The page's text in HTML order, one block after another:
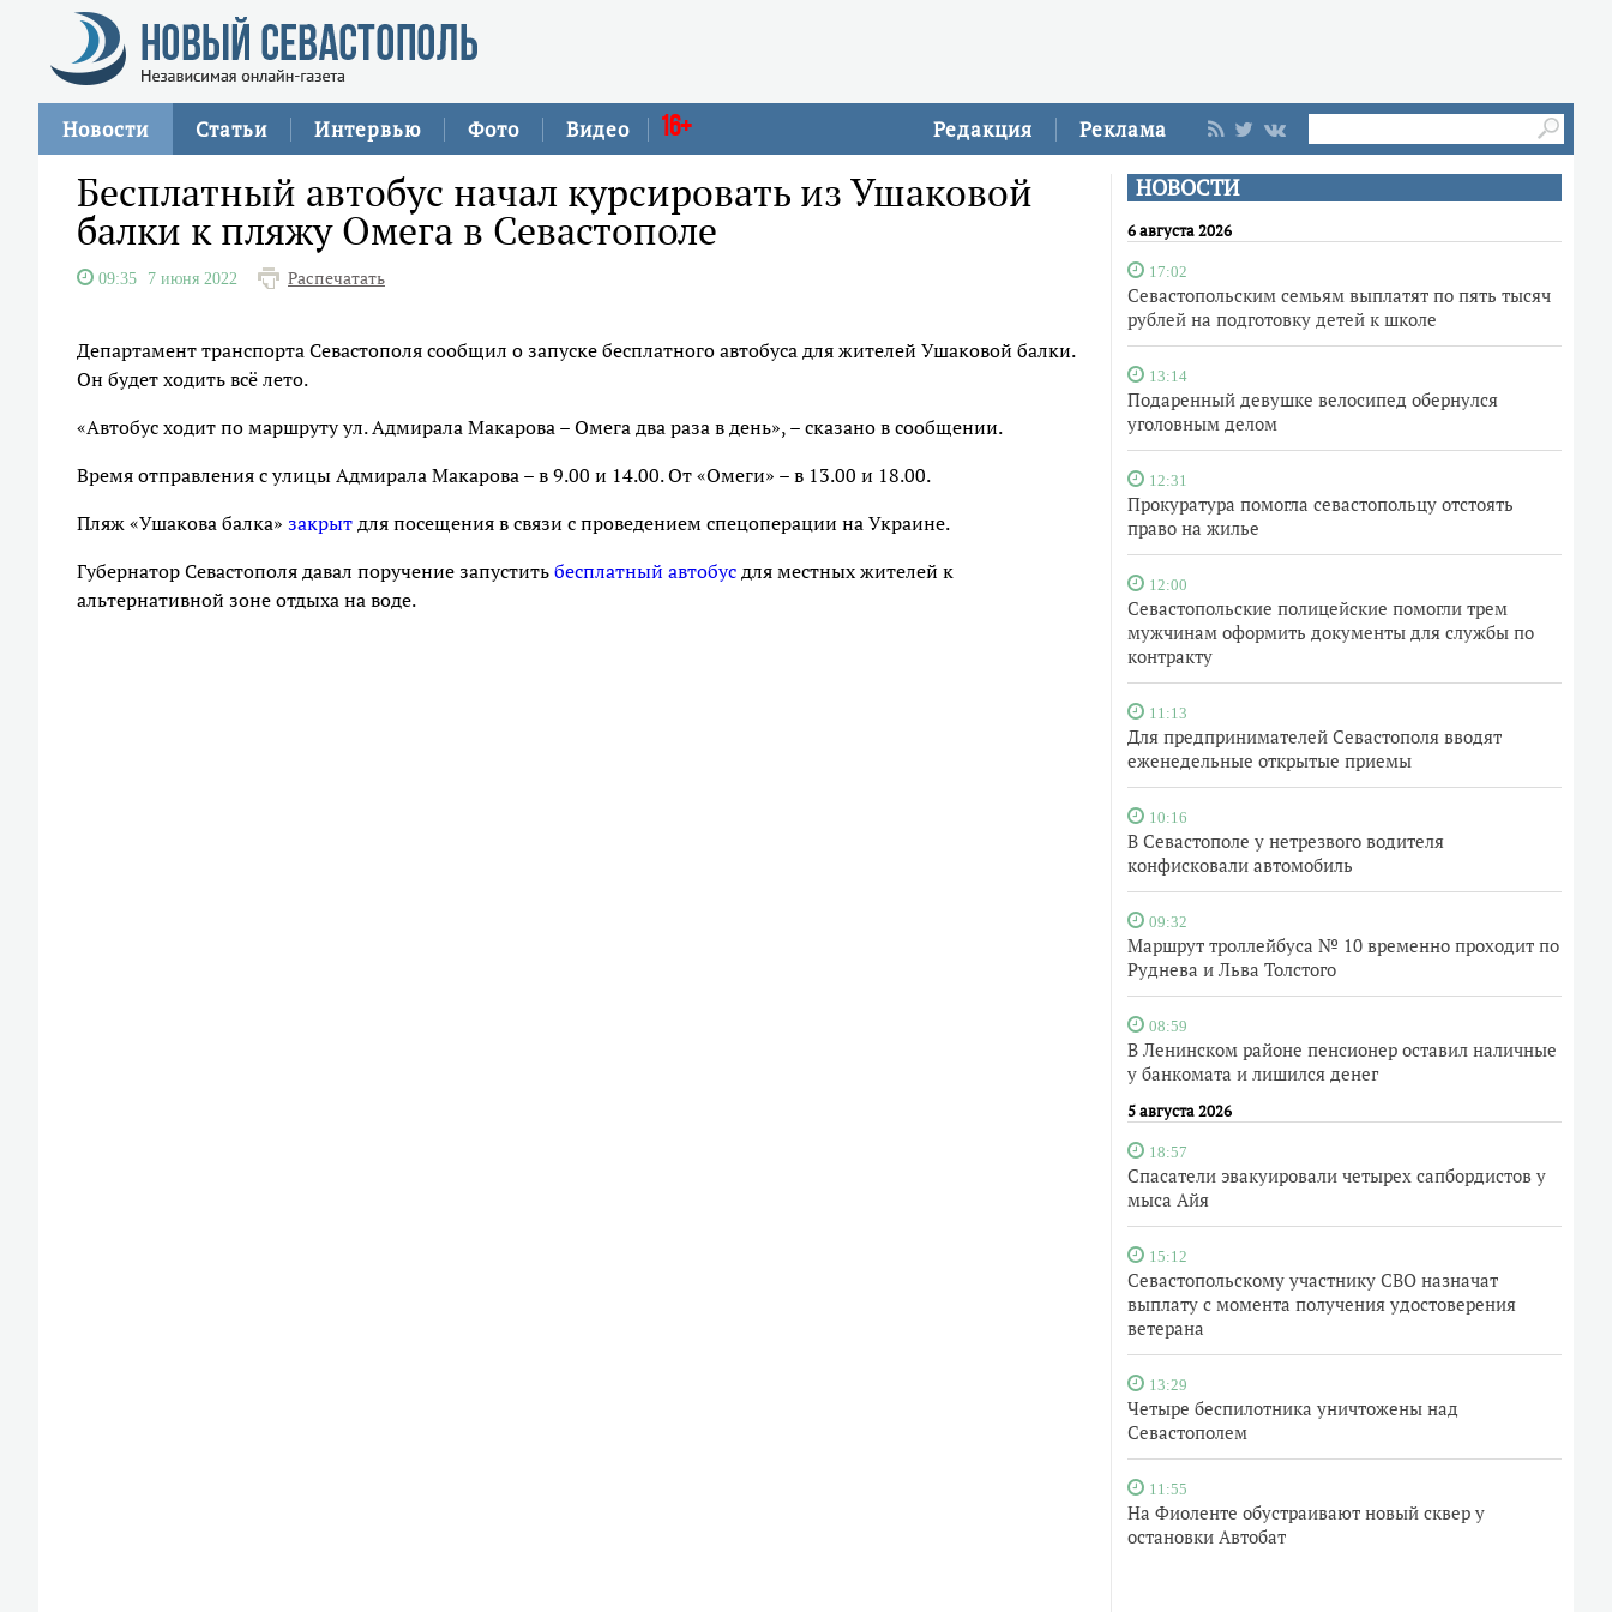
Редакция Реклама
Новости Статьи Интервью Фото Видео 16+
НОВОСТИ
6 августа 2026
17:02
Севастопольским семьям выплатят по пять тысяч
рублей на подготовку детей к школе
13:14
Подаренный девушке велосипед обернулся
уголовным делом
12:31
Прокуратура помогла севастопольцу отстоять
право на жилье
12:00
Севастопольские полицейские помогли трем
мужчинам оформить документы для службы по
контракту
11:13
Для предпринимателей Севастополя вводят
еженедельные открытые приемы
10:16
В Севастополе у нетрезвого водителя
конфисковали автомобиль
09:32
Маршрут троллейбуса № 10 временно проходит по
Руднева и Льва Толстого
08:59
В Ленинском районе пенсионер оставил наличные
у банкомата и лишился денег
5 августа 2026
18:57
Спасатели эвакуировали четырех сапбордистов у
мыса Айя
15:12
Севастопольскому участнику СВО назначат
выплату с момента получения удостоверения
ветерана
13:29
Четыре беспилотника уничтожены над
Севастополем
11:55
На Фиоленте обустраивают новый сквер у
остановки Автобат
Бесплатный автобус начал курсировать из Ушаковой
балки к пляжу Омега в Севастополе
09:35 7 июня 2022 Распечатать
Департамент транспорта Севастополя сообщил о запуске бесплатного автобуса для жителей Ушаковой балки.
Он будет ходить всё лето.
«Автобус ходит по маршруту ул. Адмирала Макарова – Омега два раза в день», – сказано в сообщении.
Время отправления с улицы Адмирала Макарова – в 9.00 и 14.00. От «Омеги» – в 13.00 и 18.00.
Пляж «Ушакова балка» закрытдля посещения в связи с проведением спецоперации на Украине.
Губернатор Севастополя давал поручение запуститьбесплатный автобусдля местных жителей к
альтернативной зоне отдыха на воде.